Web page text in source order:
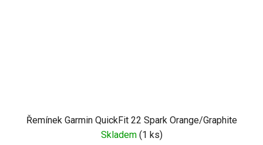
Řemínek Garmin QuickFit 22 Spark Orange/Graphite
Skladem (1 ks)